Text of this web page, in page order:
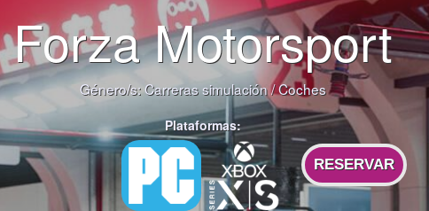
Forza Motorsport
Género/s:Carreras simulación/Coches
Plataformas:
RESERVAR